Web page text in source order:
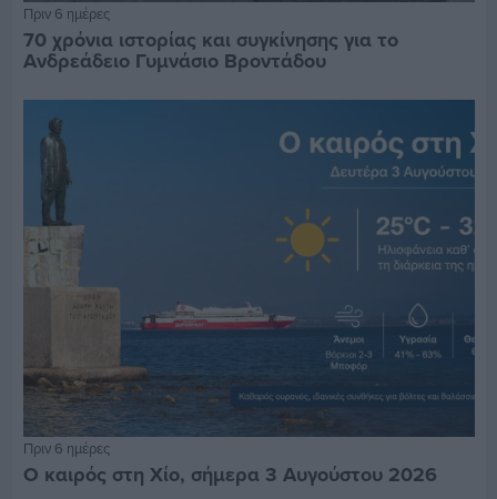
Πριν 6 ημέρες
70 χρόνια ιστορίας και συγκίνησης για το
Ανδρεάδειο Γυμνάσιο Βροντάδου
Πριν 6 ημέρες
Ο καιρός στη Χίο, σήμερα 3 Αυγούστου 2026